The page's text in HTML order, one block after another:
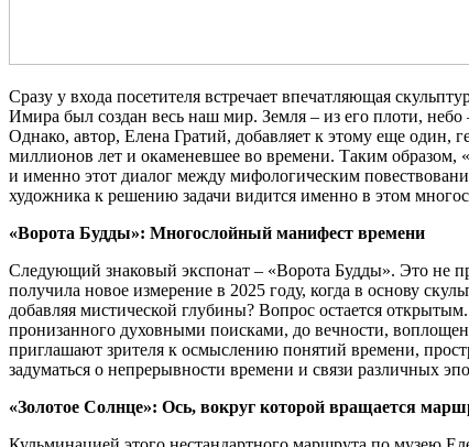
Сразу у входа посетителя встречает впечатляющая
Имира был создан весь наш мир. Земля – из его плоти,
Однако, автор, Елена Гратий, добавляет к этому еще один,
миллионов лет и окаменевшее во времени. Таким образом,
и именно этот диалог между мифологическим
художника к решению задачи видится именно в этом
«Ворота Будды»: Многослойный манифест времени
Следующий знаковый экспонат – «Ворота Будды». Это не
получила новое измерение в 2025 году, когда в основу
добавляя мистической глубины? Вопрос остается
пронизанного духовными поисками, до вечности,
приглашают зрителя к осмыслению понятий времени,
задуматься о непрерывности времени и связи различных
«Золотое Солнце»: Ось, вокруг которой вращается